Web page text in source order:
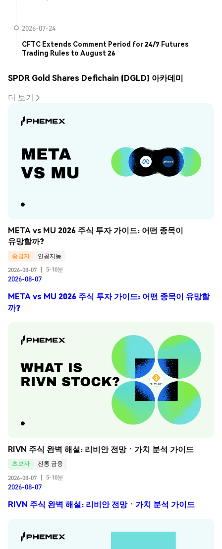
2026-07-24
CFTC Extends Comment Period for 24/7 Futures
Trading Rules to August 26
SPDR Gold Shares Defichain (DGLD) 아카데미
더 보기
META vs MU 2026 주식 투자 가이드: 어떤 종목이
유망할까?
중급자
인공지능
2026-08-07
5-10분
2026-08-07
META vs MU 2026 주식 투자 가이드: 어떤 종목이 유망할
까?
RIVN 주식 완벽 해설: 리비안 전망ㆍ가치 분석 가이드
초보자
전통 금융
2026-08-07
5-10분
2026-08-07
RIVN 주식 완벽 해설: 리비안 전망ㆍ가치 분석 가이드